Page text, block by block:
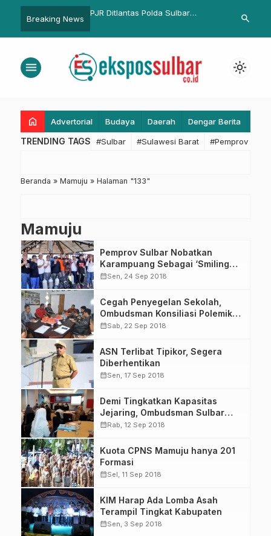
Breaking News
ESDM Sulbar Bahas
Tantangan
UNDP Indonesia
PJR Ditlantas Polda Sulbar
Masyarakat Jaga Ketertiban dan
Waspadai
Dampak
search
menu light_mode
home Advertorial Budaya Daerah Dengar Berita
TRENDING TAGS #Sulbar #Sulawesi Barat #Pemprov
Beranda » Mamuju » Halaman "133"
Mamuju
Pemprov Sulbar Nobatkan
Karampuang Sebagai ‘Smiling
Island’
calendar_monthSen, 24 Sep 2018
Cegah Penyegelan Sekolah,
Ombudsman Konsiliasi Polemik
Lahan SD Inpres Pa’bettengan
calendar_monthSab, 22 Sep 2018
ASN Terlibat Tipikor, Segera
Diberhentikan
calendar_monthSen, 17 Sep 2018
Demi Tingkatkan Kapasitas
Jejaring, Ombudsman Sulbar
Gelar TOT
calendar_monthRab, 12 Sep 2018
Kuota CPNS Mamuju hanya 201
Formasi
calendar_monthSel, 11 Sep 2018
KIM Harap Ada Lomba Asah
Terampil Tingkat Kabupaten
calendar_monthSen, 3 Sep 2018